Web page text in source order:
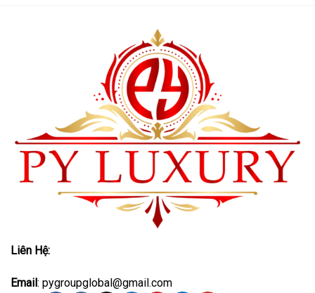
Liên Hệ:
Email: pygroupglobal@gmail.com